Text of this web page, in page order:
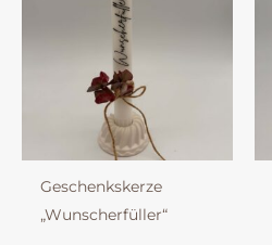
Geschenkskerze
„Wunscherfüller“